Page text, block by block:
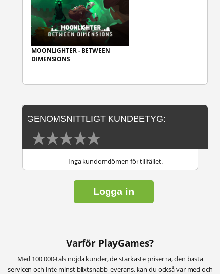
MOONLIGHTER - BETWEEN
DIMENSIONS
GENOMSNITTLIGT KUNDBETYG:
Inga kundomdömen för tillfället.
Logga in
Varför PlayGames?
Med 100 000-tals nöjda kunder, de starkaste priserna, den bästa
servicen och inte minst blixtsnabb leverans, kan du också var med och